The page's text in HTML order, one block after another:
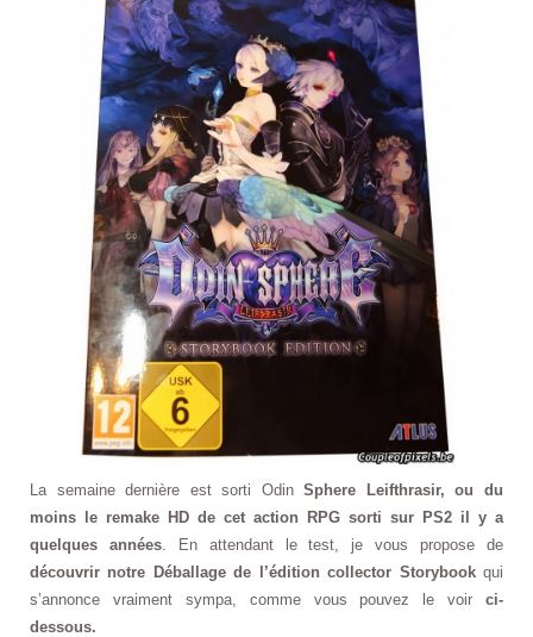
La semaine dernière est sorti OdinSphere Leifthrasir, ou du
moins le remake HD de cet action RPG sorti sur PS2 il y a
quelques années. En attendant le test, je vous propose de
découvrir notre Déballage de l’édition collector Storybookqui
s’annonce vraiment sympa, comme vous pouvez le voir ci-
dessous.